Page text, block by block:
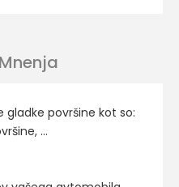
Mnenja
gladke površine kot so:
...